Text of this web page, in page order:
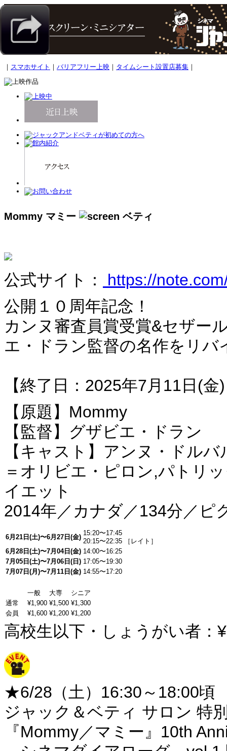
｜ スマホサイト ｜ バリアフリー上映 ｜ タイムシート設置店募集 ｜
Mommy マミー
公式サイト：
https://
公開１０周年記念！
カンヌ審査員賞受賞&セザー
エ・ドラン監督の名作をリバ
【終了日：2025年7月11日(金
【原題】Mommy
【監督】グザビエ・ドラン
【キャスト】アンヌ・ドル
＝オリビエ・ピロン,パトリ
イエット
2014年／カナダ／134分／ピ
6月21日(土)〜6月27日(金)
15:20〜17:45
20:15〜22:35 ［レイト］
6月28日(土)〜7月04日(金) 14:00〜16:25
7月05日(土)〜7月06日(日) 17:05〜19:30
7月07日(月)〜7月11日(金) 14:55〜17:20
一般 大専
シニア
通常
¥1,900 ¥1,500 ¥1,300
会員
¥1,600 ¥1,200 ¥1,200
高校生以下・しょうがい者：
★6/28（土）16:30～18:00頃
ジャック＆ベティ サロン 特
『Mommy／マミー』10th